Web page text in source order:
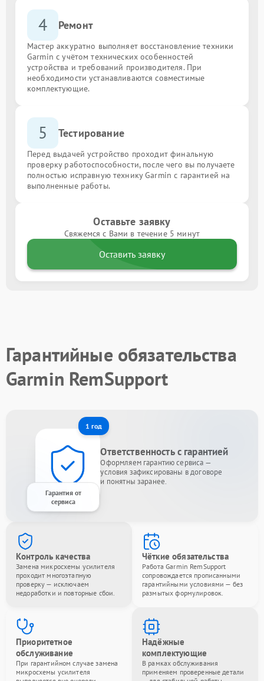
4 Ремонт
Мастер аккуратно выполняет восстановление техники
Garmin с учётом технических особенностей
устройства и требований производителя. При
необходимости устанавливаются совместимые
комплектующие.
5 Тестирование
Перед выдачей устройство проходит финальную
проверку работоспособности, после чего вы получаете
полностью исправную технику Garmin с гарантией на
выполненные работы.
Оставьте заявку
Свяжемся с Вами в течение 5 минут
Оставить заявку
Гарантийные обязательства
Garmin RemSupport
1 год
Гарантия от
сервиса
Ответственность с гарантией
Оформляем гарантию сервиса —
условия зафиксированы в договоре
и понятны заранее.
Контроль качества
Замена микросхемы усилителя
проходит многоэтапную
проверку — исключаем
недоработки и повторные сбои.
Чёткие обязательства
Работа Garmin RemSupport
сопровождается прописанными
гарантийными условиями — без
размытых формулировок.
Приоритетное
обслуживание
При гарантийном случае замена
микросхемы усилителя
Надёжные
комплектующие
В рамках обслуживания
применяем проверенные детали